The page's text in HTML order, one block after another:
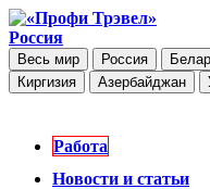
Россия
Весь мир Россия
Киргизия
Азербайджан
Работа
Новости и статьи